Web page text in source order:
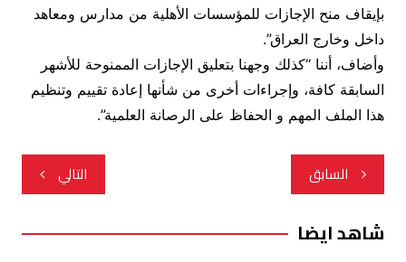
بإيقاف منح الإجازات للمؤسسات الأهلية من مدارس ومعاهد
داخل وخارج العراق”.
وأضاف، أننا “كذلك وجهنا بتعليق الإجازات الممنوحة للأشهر
السابقة كافة، وإجراءات أخرى من شأنها إعادة تقييم وتنظيم
هذا الملف المهم و الحفاظ على الرصانة العلمية”.
تصفّح
المقالات
السابق التالي
شاهد ايضا